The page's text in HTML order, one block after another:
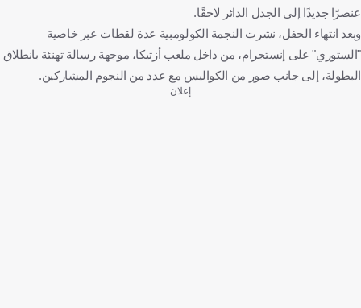
عنصرًا جديدًا إلى الجدل الدائر لاحقًا.
وبعد انتهاء الحفل، نشرت النجمة الكولومبية عدة لقطات عبر خاصية
"الستوري" على إنستجرام، من داخل ملعب أزتيكا، موجهة رسالة تهنئة بانطلاق
البطولة، إلى جانب صور من الكواليس مع عدد من النجوم المشاركين.
إعلان